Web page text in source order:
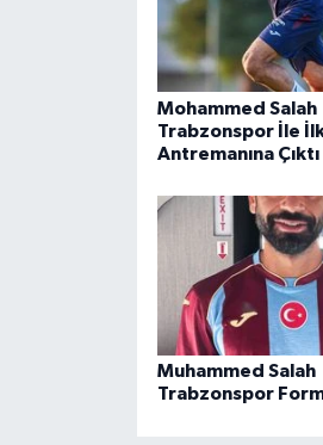
Mohammed Salah
Trabzonspor İle
Antremanına Çıktı
Muhammed Salah
Trabzonspor